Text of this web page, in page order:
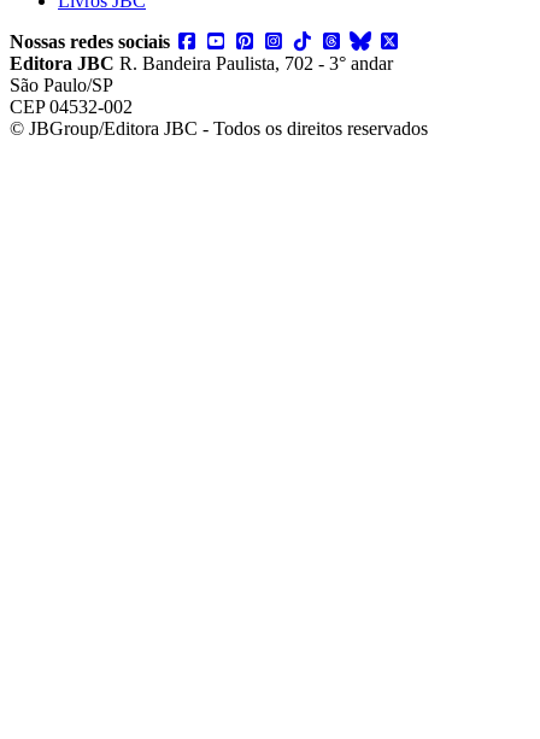
Nossas redes sociais
Editora JBC R. Bandeira Paulista, 702 - 3° andar
São Paulo/SP
CEP 04532-002
© JBGroup/Editora JBC - Todos os direitos reservados